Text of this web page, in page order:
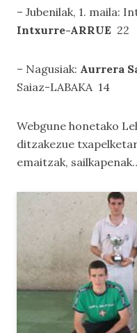
– Jubenilak, 1. maila:
Intxurre-ARRUE 22
– Nagusiak: Aurrera
Saiaz-LABAKA 14
Webgune honetako
ditzakezue
emaitzak,